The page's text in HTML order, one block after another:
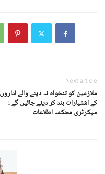
Next article
ملازمین کو تنخواہ نہ دینے والے اداروں
کے اشتہارات بند کر دیئے جائیں گے :
سیکرٹری محکمہ اطلاعات